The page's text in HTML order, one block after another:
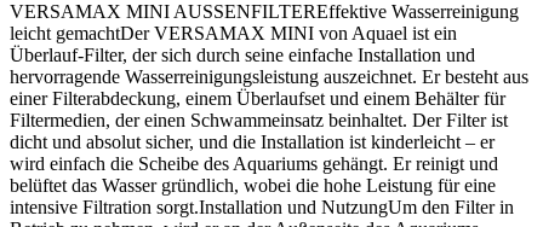
VERSAMAX MINI AUSSENFILTEREffektive Wasserreinigung
leicht gemachtDer VERSAMAX MINI von Aquael ist ein
Überlauf-Filter, der sich durch seine einfache Installation und
hervorragende Wasserreinigungsleistung auszeichnet. Er besteht aus
einer Filterabdeckung, einem Überlaufset und einem Behälter für
Filtermedien, der einen Schwammeinsatz beinhaltet. Der Filter ist
dicht und absolut sicher, und die Installation ist kinderleicht – er
wird einfach die Scheibe des Aquariums gehängt. Er reinigt und
belüftet das Wasser gründlich, wobei die hohe Leistung für eine
intensive Filtration sorgt.Installation und NutzungUm den Filter in